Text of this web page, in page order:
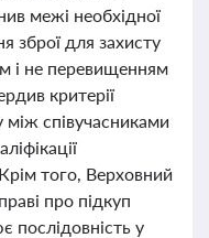
межі необхідної
зброї для захисту
і не перевищенням
критерії
між співучасниками
того, Верховний
про підкуп
у